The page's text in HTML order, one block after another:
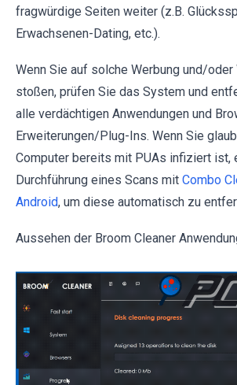
fragwürdige Seiten weiter (z.B.
Erwachsenen-Dating, etc.).
Wenn Sie auf solche Werbung und/
stoßen, prüfen Sie das System und
alle verdächtigen Anwendungen und
Erweiterungen/Plug-Ins. Wenn Sie
Computer bereits mit PUAs infiziert ist,
Durchführung eines Scans mit Combo
Android, um diese automatisch zu
Aussehen der Broom Cleaner